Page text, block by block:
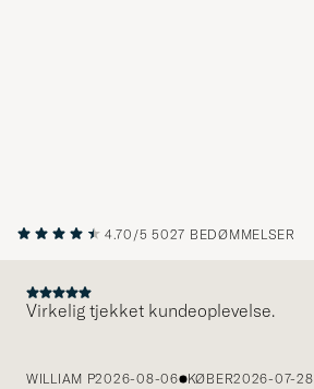
4.70/5 5027 BEDØMMELSER
Virkelig tjekket kundeoplevelse.
WILLIAM P2026-08-06 KØBER2026-07-28